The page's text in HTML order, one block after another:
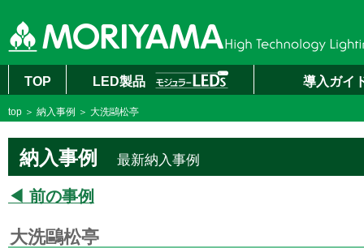
TOP LED製品 導入ガイ
top ＞ 納入事例 ＞ 大洗鷗松亭
納入事例 最新納入事例
◀ 前の事例
大洗鷗松亭